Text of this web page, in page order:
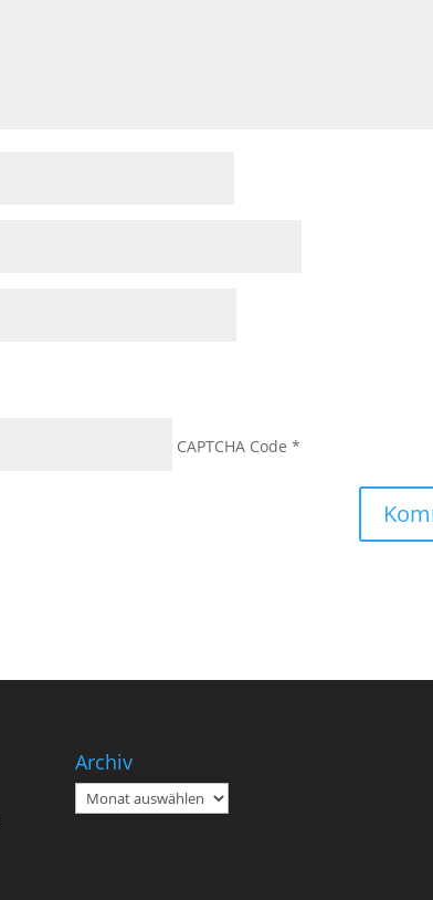
CAPTCHA Code *
Archiv
Archiv